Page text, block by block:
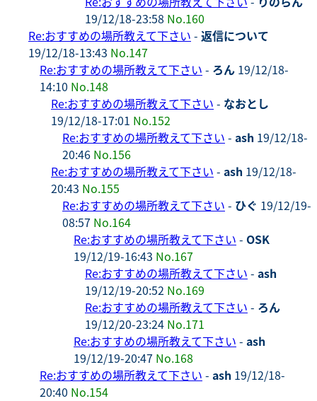
19/12/18-23:58 No.160
Re:おすすめの場所教えて下さい - 返信について
19/12/18-13:43 No.147
Re:おすすめの場所教えて下さい - ろん 19/12/18-
14:10 No.148
Re:おすすめの場所教えて下さい - なおとし
19/12/18-17:01 No.152
Re:おすすめの場所教えて下さい - ash 19/12/18-
20:46 No.156
Re:おすすめの場所教えて下さい - ash 19/12/18-
20:43 No.155
Re:おすすめの場所教えて下さい - ひぐ 19/12/19-
08:57 No.164
Re:おすすめの場所教えて下さい - OSK
19/12/19-16:43 No.167
Re:おすすめの場所教えて下さい - ash
19/12/19-20:52 No.169
Re:おすすめの場所教えて下さい - ろん
19/12/20-23:24 No.171
Re:おすすめの場所教えて下さい - ash
19/12/19-20:47 No.168
Re:おすすめの場所教えて下さい - ash 19/12/18-
20:40 No.154